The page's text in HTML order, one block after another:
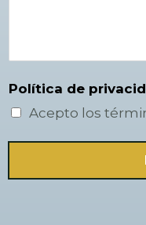
Política de
Acepto los